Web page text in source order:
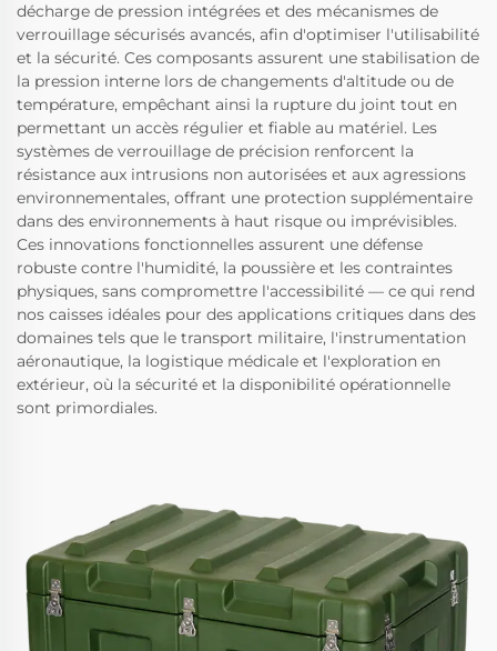
décharge de pression intégrées et des mécanismes de
verrouillage sécurisés avancés, afin d'optimiser l'utilisabilité
et la sécurité. Ces composants assurent une stabilisation de
la pression interne lors de changements d'altitude ou de
température, empêchant ainsi la rupture du joint tout en
permettant un accès régulier et fiable au matériel. Les
systèmes de verrouillage de précision renforcent la
résistance aux intrusions non autorisées et aux agressions
environnementales, offrant une protection supplémentaire
dans des environnements à haut risque ou imprévisibles.
Ces innovations fonctionnelles assurent une défense
robuste contre l'humidité, la poussière et les contraintes
physiques, sans compromettre l'accessibilité — ce qui rend
nos caisses idéales pour des applications critiques dans des
domaines tels que le transport militaire, l'instrumentation
aéronautique, la logistique médicale et l'exploration en
extérieur, où la sécurité et la disponibilité opérationnelle
sont primordiales.